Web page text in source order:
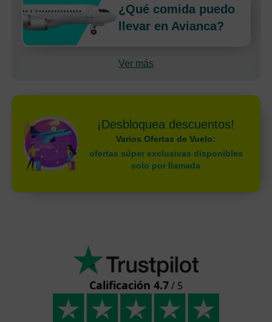
¿Qué comida puedo
llevar en Avianca?
Ver más
¡Desbloquea descuentos!
Varios Ofertas de Vuelo:
ofertas súper exclusivas disponibles
solo por llamada
Calificación 4.7/ 5